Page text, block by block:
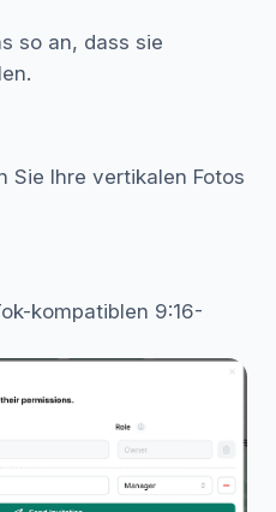
so an, dass sie
Sie Ihre vertikalen Fotos
kompatiblen 9:16-